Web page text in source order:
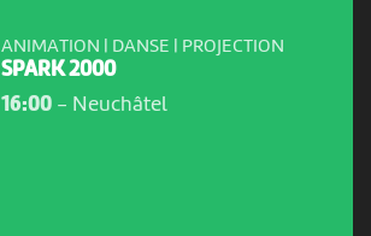
ANIMATION | DANSE | PROJECTION
SPARK 2000
16:00- Neuchâtel